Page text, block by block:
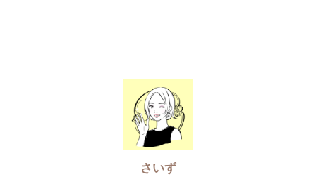
さいず